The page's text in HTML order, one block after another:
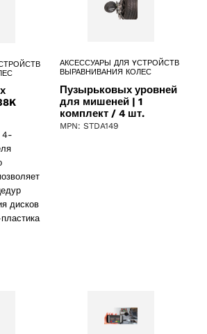
4-
дисков
АКСЕССУАРЫ ДЛЯ YСТРОЙСТВ
ВЫРАВНИВАНИЯ КОЛЕС
Пузырьковых уровней
для мишеней | 1
комплект / 4 шт.
MPN: STDA149